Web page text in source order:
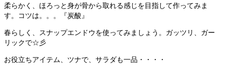
柔らかく、ほろっと身が骨から取れる感じを目指して作ってみま
す。コツは。。。『炭酸』
春らしく、スナップエンドウを使ってみましょう。ガッツリ、ガー
リックで☆彡
お役立ちアイテム、ツナで、サラダも一品・・・・